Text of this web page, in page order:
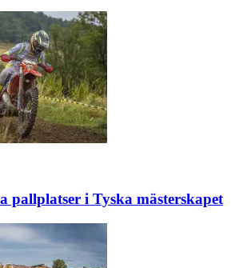
pallplatser i Tyska mästerskapet